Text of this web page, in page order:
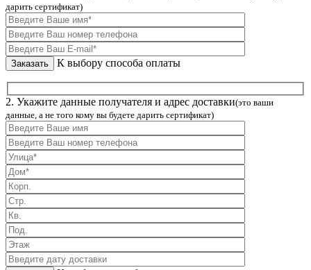
дарить сертификат)
К выбору способа оплаты
2. Укажите данные получателя и адрес доставки(это ваши
данные, а не того кому вы будете дарить сертификат)